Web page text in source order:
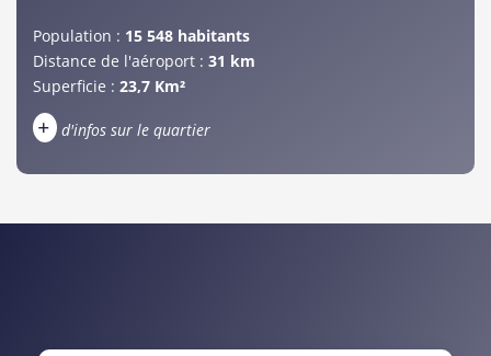
Population : 15 548 habitants
Distance de l'aéroport : 31 km
Superficie : 23,7 Km²
+ d'infos sur le quartier